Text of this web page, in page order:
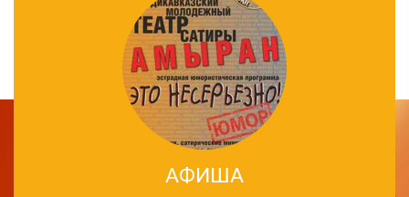
АФИША